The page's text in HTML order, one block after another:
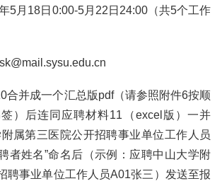
5月18日0:00-5月22日24:00（共5个工作
合并成一个汇总版pdf（请参照附件6按顺
）后连同应聘材料11（excel版）一并
附属第三医院公开招聘事业单位工作人员
者姓名”命名后（示例：应聘中山大学附
聘事业单位工作人员A01张三）发送至报